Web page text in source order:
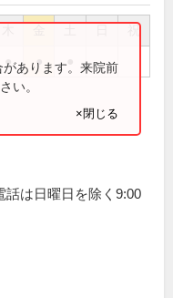
祝
● ●
あります。来院前
い。
×閉じる
話は日曜日を除く9:00